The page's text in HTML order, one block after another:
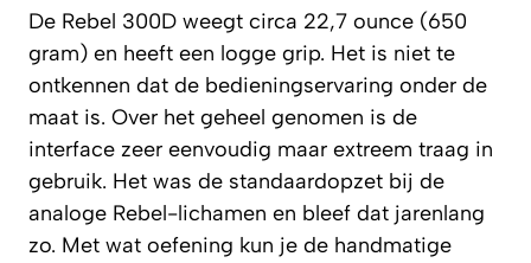
De Rebel 300D weegt circa 22,7 ounce (650
gram) en heeft een logge grip. Het is niet te
ontkennen dat de bedieningservaring onder de
maat is. Over het geheel genomen is de
interface zeer eenvoudig maar extreem traag in
gebruik. Het was de standaardopzet bij de
analoge Rebel-lichamen en bleef dat jarenlang
zo. Met wat oefening kun je de handmatige